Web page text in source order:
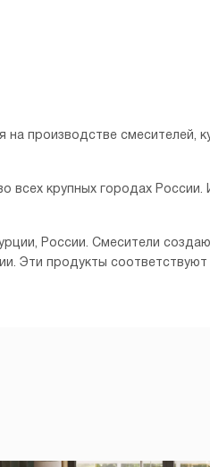
производстве смесителей,
всех крупных городах
России. Смесители
Эти продукты